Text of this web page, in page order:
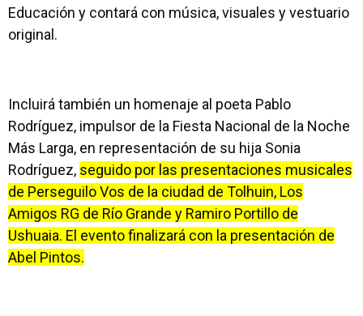
Educación y contará con música, visuales y vestuario
original.
Incluirá también un homenaje al poeta Pablo
Rodríguez, impulsor de la Fiesta Nacional de la Noche
Más Larga, en representación de su hija Sonia
Rodríguez, seguido por las presentaciones musicales
de Perseguilo Vos de la ciudad de Tolhuin, Los
Amigos RG de Río Grande y Ramiro Portillo de
Ushuaia. El evento finalizará con la presentación de
Abel Pintos.